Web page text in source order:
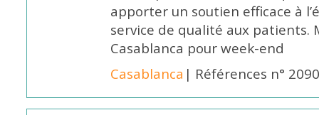
apporter un soutien efficace à
service de qualité aux patients.
Casablanca pour week-end
Casablanca | Références n°